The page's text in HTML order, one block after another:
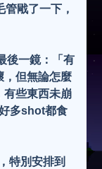
戙了一下，
後一鏡：「有
，但無論怎麼
有些東西未崩
多shot都食
特別安排到